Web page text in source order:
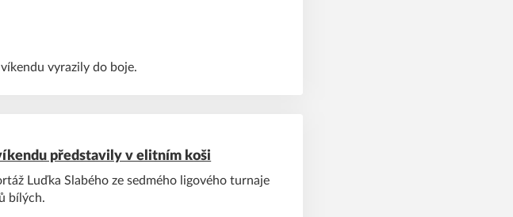
vyrazily do boje.
představily v elitním koši
Luďka Slabého ze sedmého ligového turnaje
bílých.